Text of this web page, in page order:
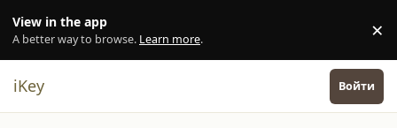
View in the app
A better way to browse. Learn more. ×
iKey Войти